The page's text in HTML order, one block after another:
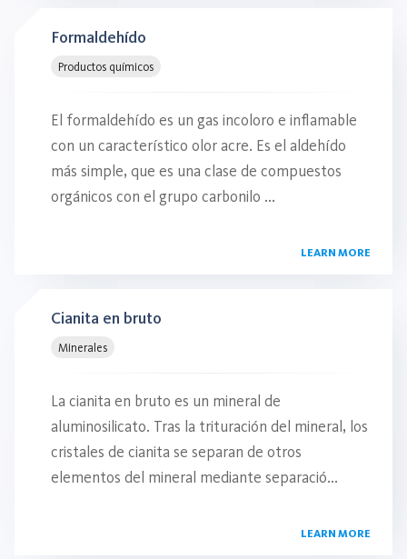
Formaldehído
Productos químicos
El formaldehído es un gas incoloro e inflamable
con un característico olor acre. Es el aldehído
más simple, que es una clase de compuestos
orgánicos con el grupo carbonilo ...
LEARN MORE
Cianita en bruto
Minerales
La cianita en bruto es un mineral de
aluminosilicato. Tras la trituración del mineral, los
cristales de cianita se separan de otros
elementos del mineral mediante separació...
LEARN MORE